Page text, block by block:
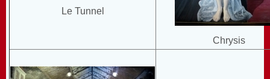
Le Tunnel
Chrysis